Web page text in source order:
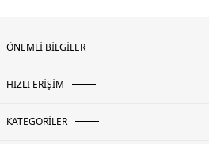
ÖNEMLİ BİLGİLER
HIZLI ERİŞİM
KATEGORİLER